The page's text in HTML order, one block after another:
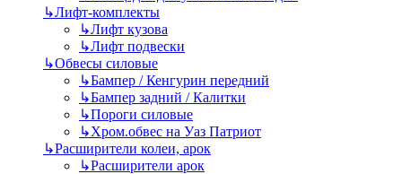
↳Лифт-комплекты
↳Лифт кузова
↳Лифт подвески
↳Обвесы силовые
↳Бампер / Кенгурин передний
↳Бампер задний / Калитки
↳Пороги силовые
↳Хром.обвес на Уаз Патриот
↳Расширители колеи, арок
↳Расширители арок